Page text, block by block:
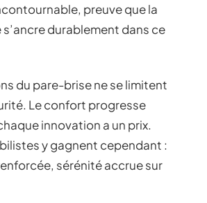
preuve que la
durablement dans ce
du pare-brise ne se limitent
Le confort progresse
innovation a un prix.
y gagnent cependant :
sérénité accrue sur